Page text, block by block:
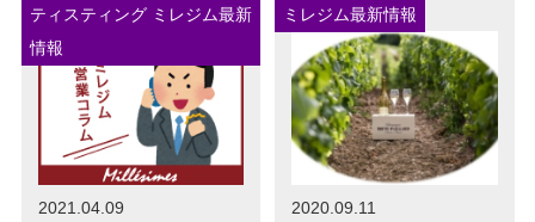
ティスティング ミレジム最新
情報
2021.04.09
ミレジム最新情報
2020.09.11